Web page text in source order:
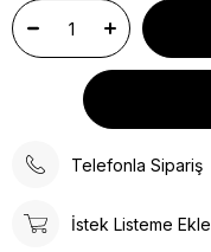
Telefonla Sipariş
İstek Listeme Ekle